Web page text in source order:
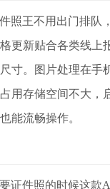
照王不用出门排队
更新贴合各类线上
寸。图片处理在手
用存储空间不大，
能流畅操作。
证件照的时候这款